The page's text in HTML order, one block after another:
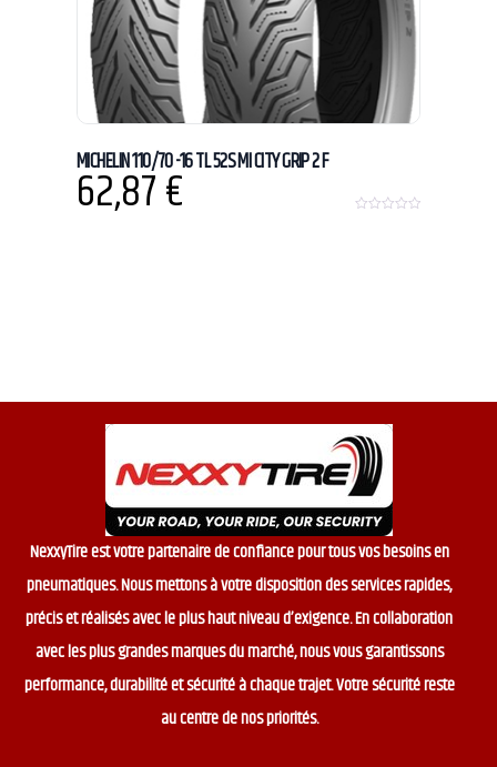
MICHELIN 110/70 -16 TL 52S MI CITY GRIP 2 F
62,87€
NexxyTire est votre partenaire de confiance pour tous vos besoins en
pneumatiques. Nous mettons à votre disposition des services rapides,
précis et réalisés avec le plus haut niveau d’exigence. En collaboration
avec les plus grandes marques du marché, nous vous garantissons
performance, durabilité et sécurité à chaque trajet. Votre sécurité reste
au centre de nos priorités.